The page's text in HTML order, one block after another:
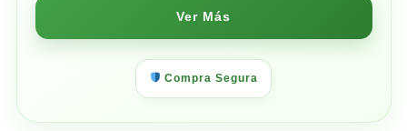
Ver Más
Compra Segura